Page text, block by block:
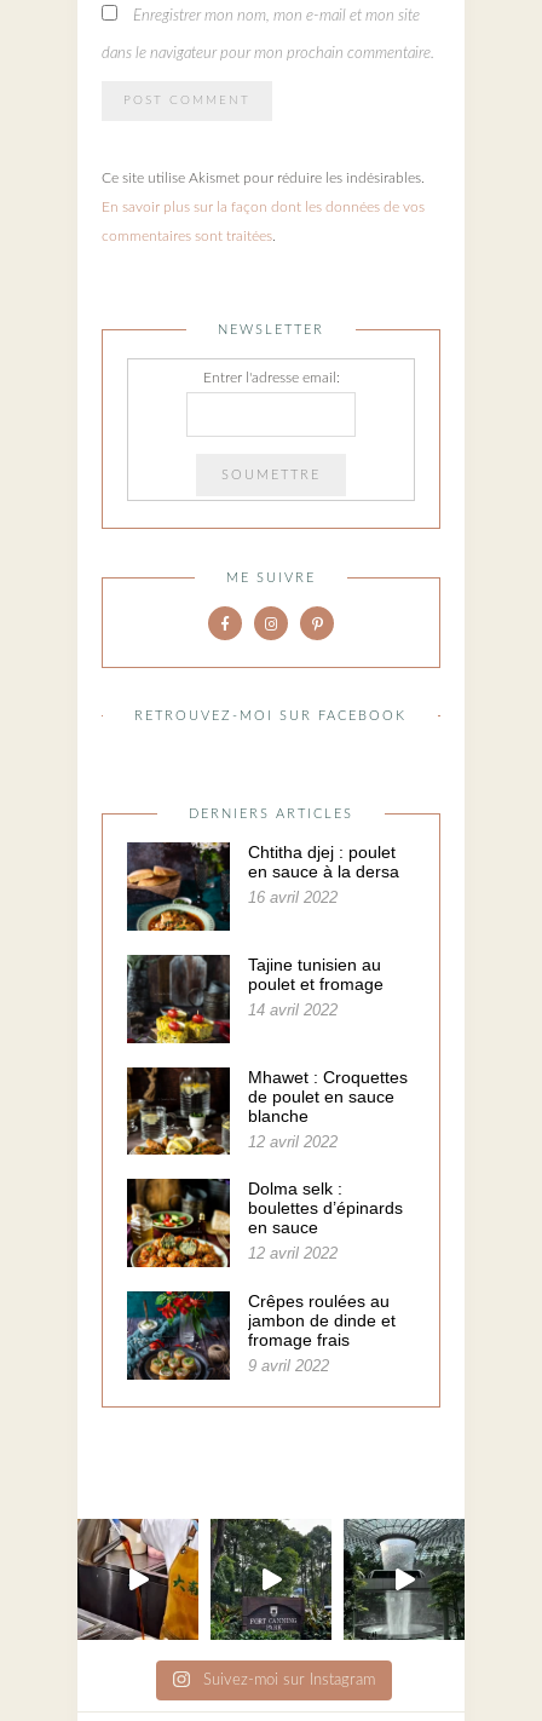
Enregistrer mon nom, mon e-mail et mon site
dans le navigateur pour mon prochain commentaire.
Ce site utilise Akismet pour réduire les indésirables.
En savoir plus sur la façon dont les données de vos
commentaires sont traitées
NEWSLETTER
Entrer l'adresse email:
ME SUIVRE
RETROUVEZ-MOI SUR FACEBOOK
DERNIERS ARTICLES
Chtitha djej : poulet
en sauce à la dersa
16 avril 2022
Tajine tunisien au
poulet et fromage
14 avril 2022
Mhawet : Croquettes
de poulet en sauce
blanche
12 avril 2022
Dolma selk :
boulettes d’épinards
en sauce
12 avril 2022
Crêpes roulées au
jambon de dinde et
fromage frais
9 avril 2022
Suivez-moi sur Instagram